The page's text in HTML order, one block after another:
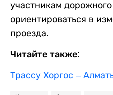
участникам
ориентироваться в
проезда.
Читайте также:
Трассу Хоргос –